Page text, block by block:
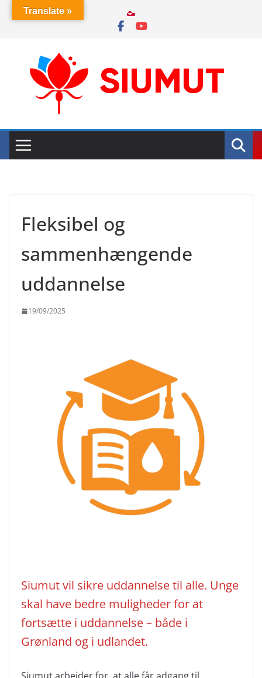
Fleksibel og
sammenhængende
uddannelse
19/09/2025
Siumut vil sikre uddannelse til alle. Unge
skal have bedre muligheder for at
fortsætte i uddannelse – både i
Grønland og i udlandet.
Translate »